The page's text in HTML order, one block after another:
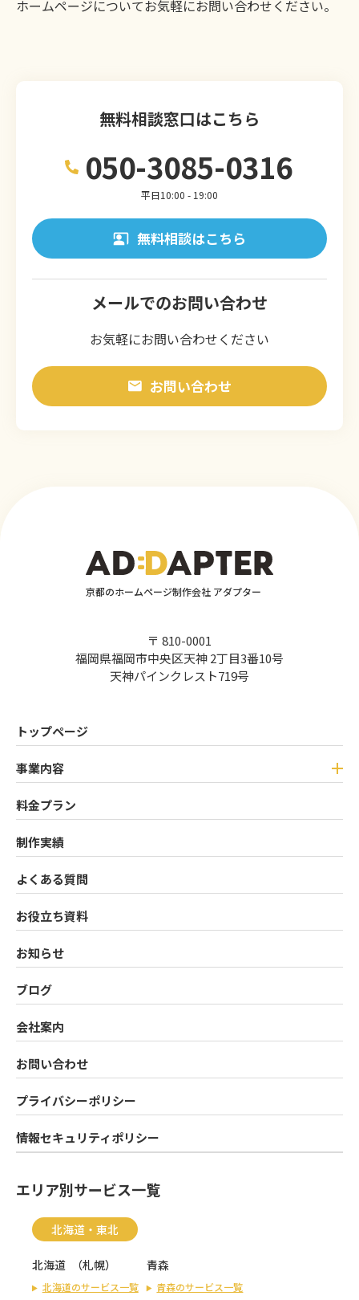
ホームページについてお気軽にお問い合わせください。
無料相談窓口はこちら
050-3085-0316
平日10:00 - 19:00
無料相談はこちら
メールでのお問い合わせ
お気軽にお問い合わせください
お問い合わせ
京都のホームページ制作会社 アダプター
〒 810-0001
福岡県福岡市中央区天神 2丁目3番10号
天神パインクレスト719号
トップページ
事業内容
料金プラン
制作実績
よくある質問
お役立ち資料
お知らせ
ブログ
会社案内
お問い合わせ
プライバシーポリシー
情報セキュリティポリシー
エリア別サービス一覧
北海道・東北
北海道 （札幌）
北海道のサービス一覧
青森
青森のサービス一覧